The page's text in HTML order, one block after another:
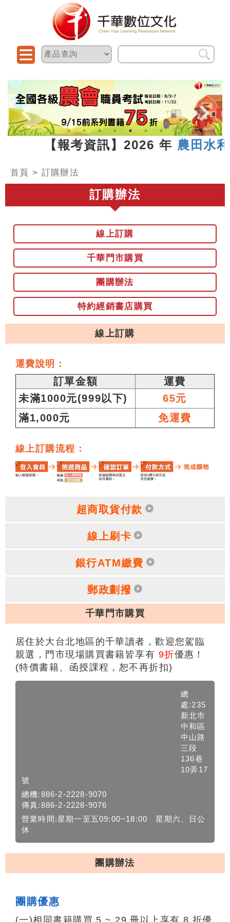
【報考資訊】2026 年農田水利
首頁 > 訂購辦法
訂購辦法
線上訂購
千華門市購買
團購辦法
特約經銷書店購買
線上訂購
運費說明：
訂單金額
運費
未滿1000元(999以下)
65元
滿1,000元
免運費
線上訂購流程：
超商取貨付款
線上刷卡
銀行ATM繳費
郵政劃撥
千華門市購買
居住於大台北地區的千華讀者，歡迎您駕臨
親選，門市現場購買書籍皆享有 9折優惠！
(特價書籍、函授課程，恕不再折扣)
總
處:235
新北市
中和區
中山路
三段
136巷
10弄17
號
總機:886-2-2228-9070
傳真:886-2-2228-9076
營業時間:星期一至五09:00~18:00 星期六、日公
休
團購辦法
團購優惠